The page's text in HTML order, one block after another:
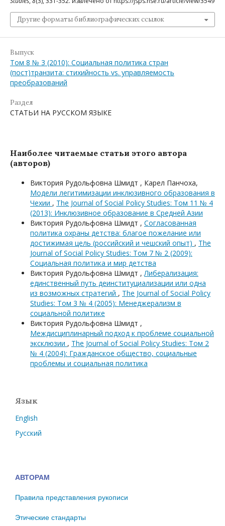
Другие форматы библиографических ссылок
Выпуск
Том 8 № 3 (2010): Социальная политика стран
(пост)транзита: стихийность vs. управляемость
преобразований
Раздел
СТАТЬИ НА РУССКОМ ЯЗЫКЕ
Наиболее читаемые статьи этого автора
(авторов)
Виктория Рудольфовна Шмидт , Карел Панчоха,
Модели легитимизации инклюзивного образования в
Чехии , The Journal of Social Policy Studies: Том 11 № 4
(2013): Инклюзивное образование в Средней Азии
Виктория Рудольфовна Шмидт , Согласованная
политика охраны детства: благое пожелание или
достижимая цель (российский и чешский опыт) , The
Journal of Social Policy Studies: Том 7 № 2 (2009):
Социальная политика и мир детства
Виктория Рудольфовна Шмидт , Либерализация:
единственный путь деинституциализации или одна
из возможных стратегий , The Journal of Social Policy
Studies: Том 3 № 4 (2005): Менеджерализм в
социальной политике
Виктория Рудольфовна Шмидт ,
Междисциплинарный подход к проблеме социальной
эксклюзии , The Journal of Social Policy Studies: Том 2
№ 4 (2004): Гражданское общество, социальные
проблемы и социальная политика
Язык
English
Русский
АВТОРАМ
Правила представления рукописи
Этические стандарты